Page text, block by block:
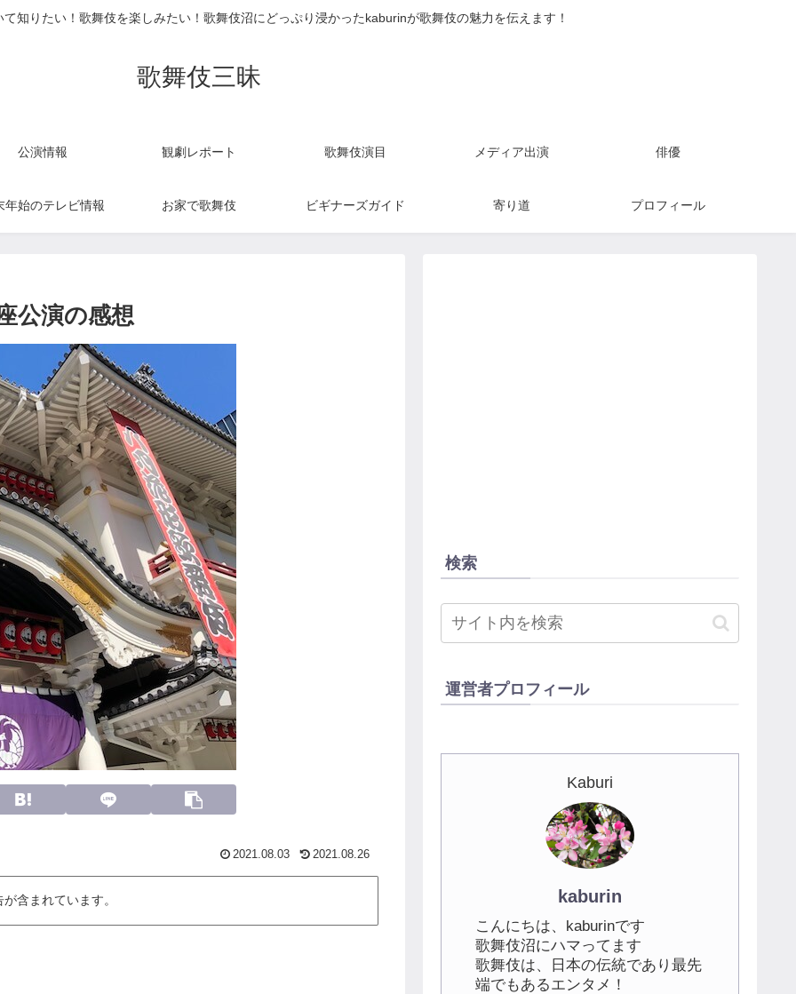
知りたい！歌舞伎を楽しみたい！歌舞伎沼にどっぷり浸かったkaburinが歌舞伎の魅力を伝えます！
歌舞伎三昧
公演情報 観劇レポート 歌舞伎演目 メディア出演 俳優
年始のテレビ情報 お家で歌舞伎 ビギナーズガイド 寄り道 プロフィール
公演の感想
2021.08.03 2021.08.26
含まれています。
検索
運営者プロフィール
Kaburi
kaburin
こんにちは、kaburinです
歌舞伎沼にハマってます
歌舞伎は、日本の伝統であり最先
端でもあるエンタメ！